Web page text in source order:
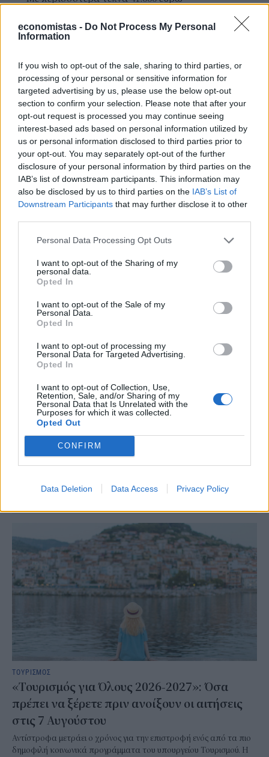
economistas - Do Not Process My Personal
Information
If you wish to opt-out of the sale, sharing to third parties, or
processing of your personal or sensitive information for
targeted advertising by us, please use the below opt-out
section to confirm your selection. Please note that after your
opt-out request is processed you may continue seeing
interest-based ads based on personal information utilized by
us or personal information disclosed to third parties prior to
your opt-out. You may separately opt-out of the further
disclosure of your personal information by third parties on the
IAB’s list of downstream participants. This information may
also be disclosed by us to third parties on the IAB’s List of
Downstream Participants that may further disclose it to other
Personal Data Processing Opt Outs
I want to opt-out of the Sharing of my
personal data.
Opted In
I want to opt-out of the Sale of my
Personal Data.
Opted In
I want to opt-out of processing my
Personal Data for Targeted Advertising.
Opted In
I want to opt-out of Collection, Use,
Retention, Sale, and/or Sharing of my
Personal Data that Is Unrelated with the
Purposes for which it was collected.
Opted Out
CONFIRM
Data Deletion Data Access Privacy Policy
Ακολουθήστε το στο Google News
και
Δείτε όλες τις τελευταίεςΕιδήσειςαπό την Ελλάδα και
τον Κόσμο, στο
TAGS
Ολγα Κεφαλογιάννη
Έλενα Ράπτη
ελληνικός
τουρισμός
Τουρισμός για όλους voucher
ΤΟΥΡΙΣΜΟΣ
Τουρισμός για Όλους 2026-2027: Ξεκίνησαν
σήμερα οι αιτήσεις για έως 600 ευρώ
Άνοιξε σήμερα, Τετάρτη 5 Αυγούστου 2026, η πλατφόρμα
υποβολής αιτήσεων για το πρόγραμμα «Τουρισμός για Όλους 2026-
διακοπές τους στην Ελλάδα.
ΤΟΥΡΙΣΜΟΣ
«Τουρισμός για Όλους 2026-2027»: Όσα
πρέπει να ξέρετε πριν ανοίξουν οι αιτήσεις
στις 7 Αυγούστου
Αντίστροφα μετράει ο χρόνος για την επιστροφή ενός από τα πιο
δημοφιλή κοινωνικά προγράμματα του υπουργείου Τουρισμού. Η